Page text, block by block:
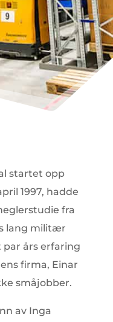
startet opp
1997, hadde
fra
lang militær
par års erfaring
firma, Einar
småjobber.
av Inga